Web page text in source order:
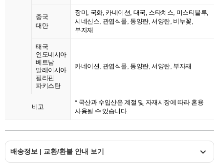
중국
대만
장미, 국화, 카네이션, 대국, 스타치스, 미스티블루,
시네신스, 관엽식물, 동양란, 서양란, 비누꽃,
부자재
태국
인도네시아
베트남
말레이시아
필리핀
파키스탄
카네이션, 관엽식물, 동양란, 서양란, 부자재
비고
* 국산과 수입산은 계절 및 자재시장에 따라 혼용
사용될 수 있습니다.
배송정보 | 교환/환불 안내 보기